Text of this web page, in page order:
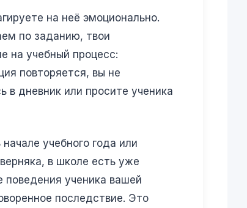
на неё эмоционально.
по заданию, твои
на учебный процесс:
повторяется, вы не
в дневник или просите ученика
учебного года или
в школе есть уже
поведения ученика вашей
последствие. Это